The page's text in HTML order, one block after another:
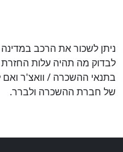
ניתן לשכור את הרכב
לבדוק מה תהיה עלות
בתנאי ההשכרה / וואצ'ר ואם
של חברת ההשכרה ולברר.